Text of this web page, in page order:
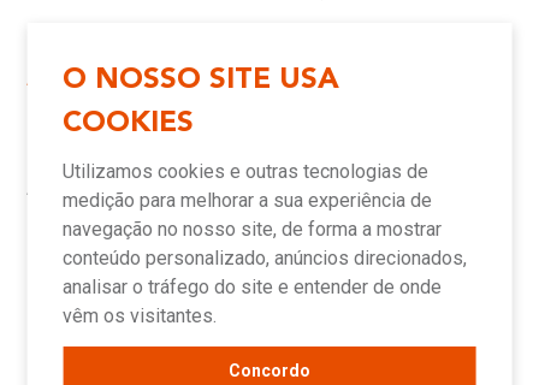
O NOSSO SITE USA
COOKIES
Utilizamos cookies e outras tecnologias de
medição para melhorar a sua experiência de
navegação no nosso site, de forma a mostrar
conteúdo personalizado, anúncios direcionados,
analisar o tráfego do site e entender de onde
vêm os visitantes.
Concordo
Atendimento e Suporte
Downloads
Assistência Técnica Meber
Canais de Atendimento
Onde Encontrar
Televendas
Representantes
Assistências Técnicas e
Autorizadas
Novidades